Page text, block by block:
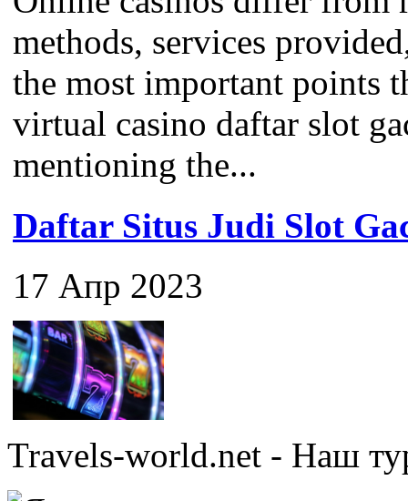
methods, services
the most important points
virtual casino daftar slot
mentioning the...
Daftar Situs Judi Slot
17 Апр 2023
Travels-world.net - Наш